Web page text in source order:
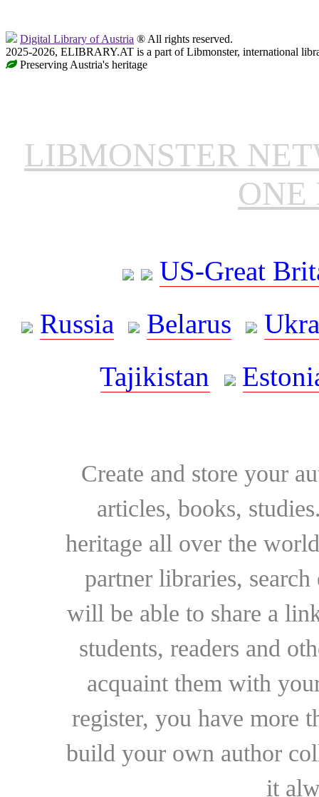
Digital Library of Austria ® All rights reserved.
2025-2026, ELIBRARY.AT is a part of Libmonster, international
Preserving Austria's heritage
LIBMONSTER
ONE
US-Great
Russia
Belarus
Tajikistan
Create and store your
articles, books,
heritage all over the
partner libraries,
will be able to share a
students, readers and
acquaint them with
register, you have more
build your own author
it